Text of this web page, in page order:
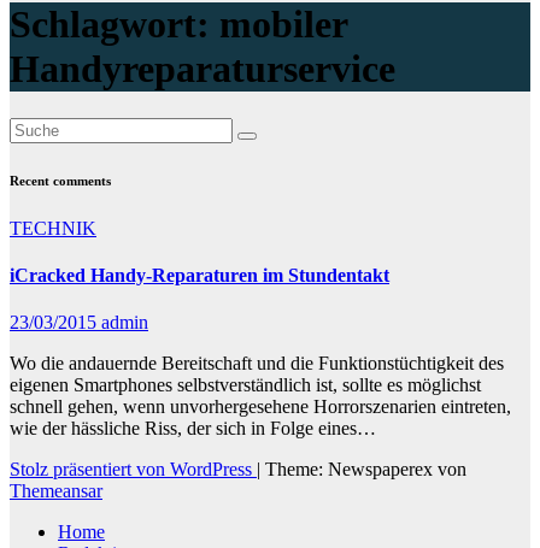
Schlagwort: mobiler
Handyreparaturservice
Recent comments
TECHNIK
iCracked Handy-Reparaturen im Stundentakt
23/03/2015 admin
Wo die andauernde Bereitschaft und die Funktionstüchtigkeit des
eigenen Smartphones selbstverständlich ist, sollte es möglichst
schnell gehen, wenn unvorhergesehene Horrorszenarien eintreten,
wie der hässliche Riss, der sich in Folge eines…
Stolz präsentiert von WordPress | Theme: Newspaperex von
Themeansar
Home